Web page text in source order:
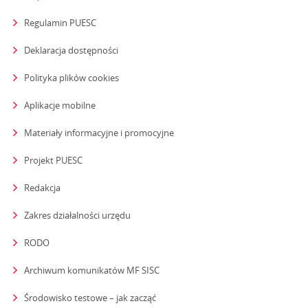
Regulamin PUESC
Deklaracja dostępności
Polityka plików cookies
Aplikacje mobilne
Materiały informacyjne i promocyjne
Projekt PUESC
Redakcja
Zakres działalności urzędu
RODO
Archiwum komunikatów MF SISC
Środowisko testowe – jak zacząćstrona otwiera się w nowym oknie